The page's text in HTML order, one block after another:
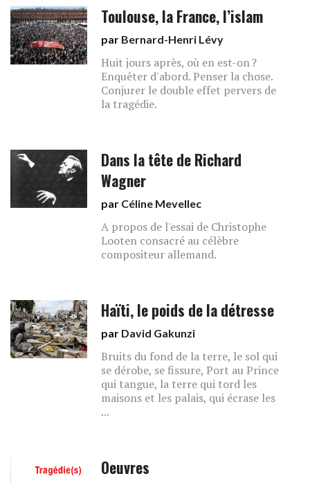
Toulouse, la France, l’islam
par Bernard-Henri Lévy
Huit jours après, où en est-on ?
Enquêter d'abord. Penser la chose.
Conjurer le double effet pervers de
la tragédie.
Dans la tête de Richard
Wagner
par Céline Mevellec
A propos de l'essai de Christophe
Looten consacré au célèbre
compositeur allemand.
Haïti, le poids de la détresse
par David Gakunzi
Bruits du fond de la terre, le sol qui
se dérobe, se fissure, Port au Prince
qui tangue, la terre qui tord les
maisons et les palais, qui écrase les
...
Oeuvres